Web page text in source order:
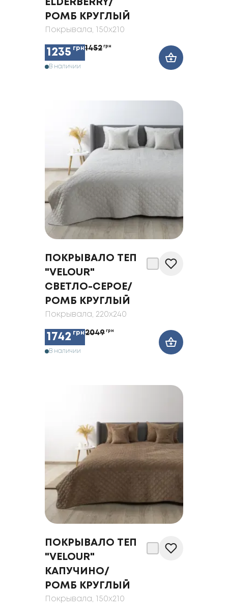
ELDERBERRY/
РОМБ КРУГЛЫЙ
Покрывала, 150x210
1235 грн1452 грн
В наличии
ПОКРЫВАЛО ТЕП
"VELOUR"
СВЕТЛО-СЕРОЕ/
РОМБ КРУГЛЫЙ
Покрывала, 220x240
1742 грн2049 грн
В наличии
ПОКРЫВАЛО ТЕП
"VELOUR"
КАПУЧИНО/
РОМБ КРУГЛЫЙ
Покрывала, 150x210